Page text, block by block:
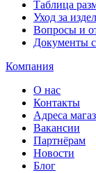
Таблица
Уход за
Вопросы и
Документы
Компания
О нас
Контакты
Адреса
Вакансии
Партнёрам
Новости
Блог